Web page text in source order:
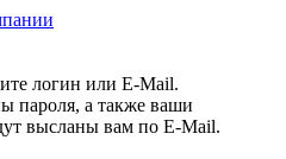
логин или E-Mail.
пароля, а также ваши
высланы вам по E-Mail.